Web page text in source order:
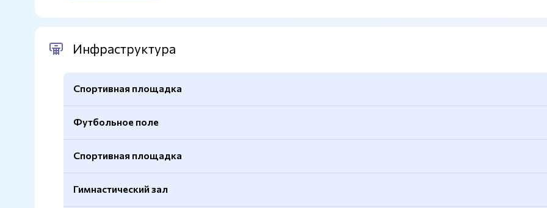
Инфраструктура
Спортивная площадка
Баскетбольные кольца
Освещение
Комплексное
Футбольное поле
Трибуны
200 мест
Спортивная площадка
Вид тренажеров Уличные тренажеры WORK-OUT
Гимнастический зал